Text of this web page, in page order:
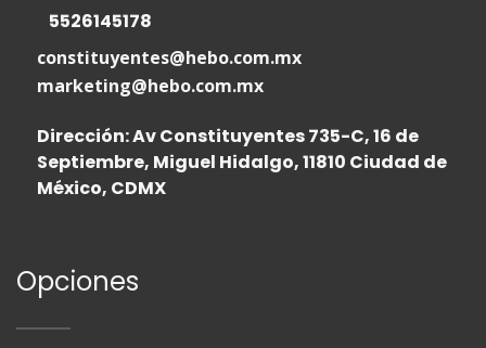
5526145178
constituyentes@hebo.com.mx
marketing@hebo.com.mx
Dirección: Av Constituyentes 735-C, 16 de
Septiembre, Miguel Hidalgo, 11810 Ciudad de
México, CDMX
Opciones